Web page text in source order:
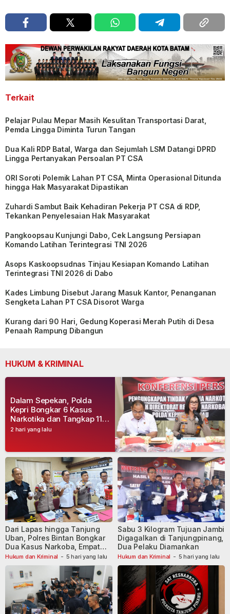
Terkait
Pelajar Pulau Mepar Masih Kesulitan Transportasi Darat,
Pemda Lingga Diminta Turun Tangan
Dua Kali RDP Batal, Warga dan Sejumlah LSM Datangi DPRD
Lingga Pertanyakan Persoalan PT CSA
ORI Soroti Polemik Lahan PT CSA, Minta Operasional Ditunda
hingga Hak Masyarakat Dipastikan
Zuhardi Sambut Baik Kehadiran Pekerja PT CSA di RDP,
Tekankan Penyelesaian Hak Masyarakat
Pangkoopsau Kunjungi Dabo, Cek Langsung Persiapan
Komando Latihan Terintegrasi TNI 2026
Asops Kaskoopsudnas Tinjau Kesiapan Komando Latihan
Terintegrasi TNI 2026 di Dabo
Kades Limbung Disebut Jarang Masuk Kantor, Penanganan
Sengketa Lahan PT CSA Disorot Warga
Kurang dari 90 Hari, Gedung Koperasi Merah Putih di Desa
Penaah Rampung Dibangun
HUKUM & KRIMINAL
2 hari yang lalu
Dalam Sepekan, Polda
Kepri Bongkar 6 Kasus
Narkotika dan Tangkap 11
Tersangka
Hukum dan Kriminal - 5 hari yang lalu
Dari Lapas hingga Tanjung
Uban, Polres Bintan Bongkar
Dua Kasus Narkoba, Empat
Tersangka Dibekuk
Hukum dan Kriminal - 5 hari yang lalu
Sabu 3 Kilogram Tujuan Jambi
Digagalkan di Tanjungpinang,
Dua Pelaku Diamankan